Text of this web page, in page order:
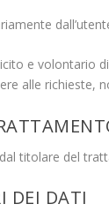
e volontario
alle richieste,
titolare del
DEI DATI